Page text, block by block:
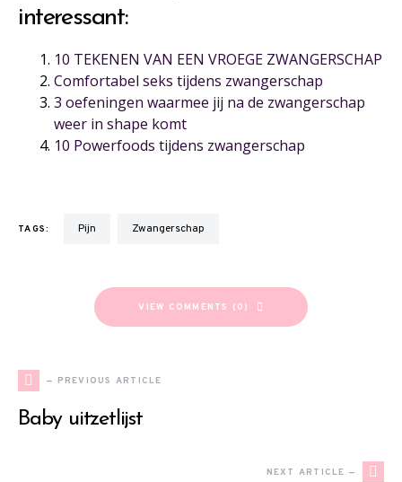
interessant:
10 TEKENEN VAN EEN VROEGE ZWANGERSCHAP
Comfortabel seks tijdens zwangerschap
3 oefeningen waarmee jij na de zwangerschap
weer in shape komt
10 Powerfoods tijdens zwangerschap
TAGS: pijn zwangerschap
VIEW COMMENTS (0)
— PREVIOUS ARTICLE
Baby uitzetlijst
NEXT ARTICLE —